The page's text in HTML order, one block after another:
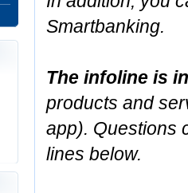
Smartbanking.
The infoline is
products and
app). Questions
lines below.